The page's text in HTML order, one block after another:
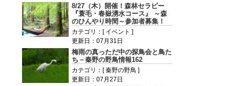
8/27（木）開催！森林セラピー
『蓑毛・春嶽湧水コース』 ～森
のひんやり時間～参加者募集！
カテゴリ：[ イベント ]
更新日：07月31日
梅雨の真っただ中の探鳥会と鳥た
ち－秦野の野鳥情報162
カテゴリ：[ 秦野の野鳥 ]
更新日：07月27日